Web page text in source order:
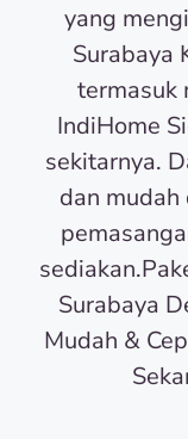
yang
Surabaya
termasuk
IndiHome
sekitarnya.
dan mudah
Surabaya
Mudah &